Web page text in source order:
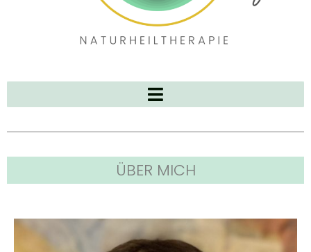
ÜBER MICH